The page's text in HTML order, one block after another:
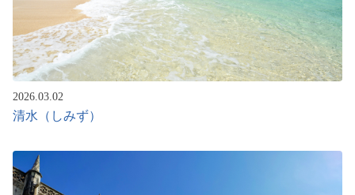
2026.03.02
清水（しみず）